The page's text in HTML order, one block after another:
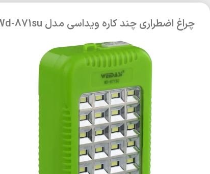
چراغ اضطراری چند کاره ویداسی مدل Wd-871su